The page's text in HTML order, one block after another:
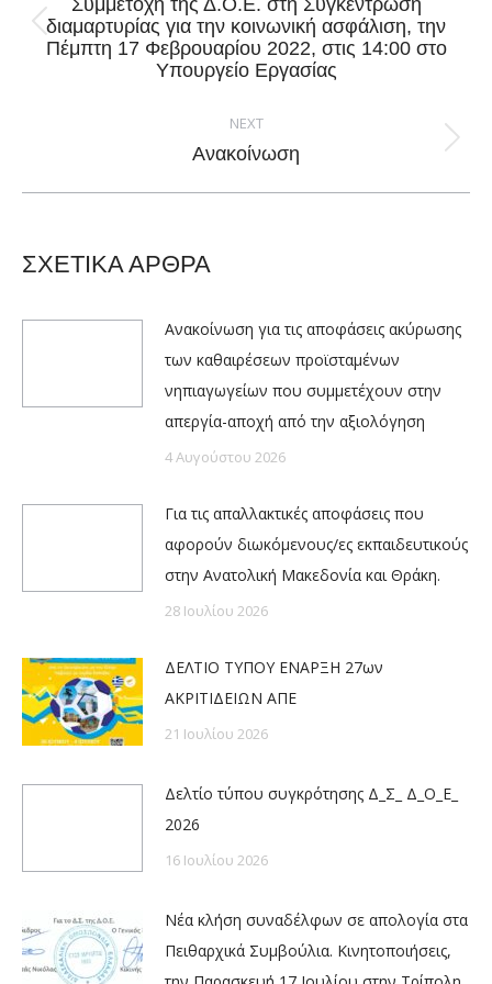
Previous
post:
Συμμετοχή της Δ.Ο.Ε. στη Συγκέντρωση
διαμαρτυρίας για την κοινωνική ασφάλιση, την
Πέμπτη 17 Φεβρουαρίου 2022, στις 14:00 στο
Υπουργείο Εργασίας
NEXT
Next
Ανακοίνωση
ΣΧΕΤΙΚΑ ΑΡΘΡΑ
Ανακοίνωση για τις αποφάσεις ακύρωσης
των καθαιρέσεων προϊσταμένων
νηπιαγωγείων που συμμετέχουν στην
απεργία-αποχή από την αξιολόγηση
4 Αυγούστου 2026
Για τις απαλλακτικές αποφάσεις που
αφορούν διωκόμενους/ες εκπαιδευτικούς
στην Ανατολική Μακεδονία και Θράκη.
28 Ιουλίου 2026
ΔΕΛΤΙΟ ΤΥΠΟΥ ΕΝΑΡΞΗ 27ων
ΑΚΡΙΤΙΔΕΙΩΝ ΑΠΕ
21 Ιουλίου 2026
Δελτίο τύπου συγκρότησης Δ_Σ_ Δ_Ο_Ε_
2026
16 Ιουλίου 2026
Νέα κλήση συναδέλφων σε απολογία στα
Πειθαρχικά Συμβούλια. Κινητοποιήσεις,